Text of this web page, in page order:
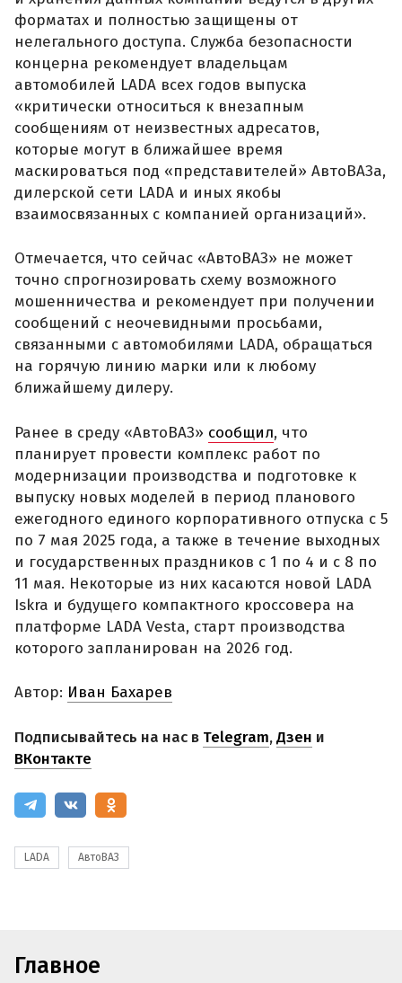
форматах и полностью защищены от
нелегального доступа. Служба безопасности
концерна рекомендует владельцам
автомобилей LADA всех годов выпуска
«критически относиться к внезапным
сообщениям от неизвестных адресатов,
которые могут в ближайшее время
маскироваться под «представителей» АвтоВАЗа,
дилерской сети LADA и иных якобы
взаимосвязанных с компанией организаций».
Отмечается, что сейчас «АвтоВАЗ» не может
точно спрогнозировать схему возможного
мошенничества и рекомендует при получении
сообщений с неочевидными просьбами,
связанными с автомобилями LADA, обращаться
на горячую линию марки или к любому
ближайшему дилеру.
Ранее в среду «АвтоВАЗ» сообщил, что
планирует провести комплекс работ по
модернизации производства и подготовке к
выпуску новых моделей в период планового
ежегодного единого корпоративного отпуска с 5
по 7 мая 2025 года, а также в течение выходных
и государственных праздников с 1 по 4 и с 8 по
11 мая. Некоторые из них касаются новой LADA
Iskra и будущего компактного кроссовера на
платформе LADA Vesta, старт производства
которого запланирован на 2026 год.
Автор: Иван Бахарев
Подписывайтесь на нас в Telegram,Дзен и
ВКонтакте
LADA АвтоВАЗ
Главное